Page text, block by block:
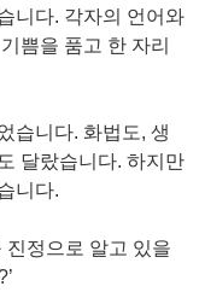
니다. 각자의 언어와
쁨을 품고 한 자리
습니다. 화법도, 생
달랐습니다. 하지만
니다.
진정으로 알고 있을